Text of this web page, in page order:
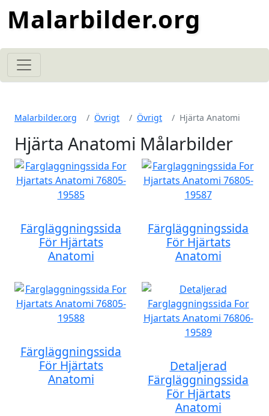
Malarbilder.org
Malarbilder.org Övrigt Övrigt Hjärta Anatomi
Hjärta Anatomi Målarbilder
Färgläggningssida
För Hjärtats
Anatomi
Färgläggningssida
För Hjärtats
Anatomi
Färgläggningssida
För Hjärtats
Anatomi
Detaljerad
Färgläggningssida
För Hjärtats
Anatomi